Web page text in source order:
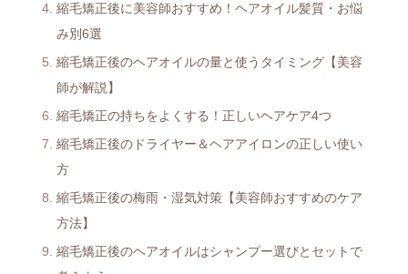
縮毛矯正後に美容師おすすめ！ヘアオイル髪質・お悩
み別6選
縮毛矯正後のヘアオイルの量と使うタイミング【美容
師が解説】
縮毛矯正の持ちをよくする！正しいヘアケア4つ
縮毛矯正後のドライヤー＆ヘアアイロンの正しい使い
方
縮毛矯正後の梅雨・湿気対策【美容師おすすめのケア
方法】
縮毛矯正後のヘアオイルはシャンプー選びとセットで